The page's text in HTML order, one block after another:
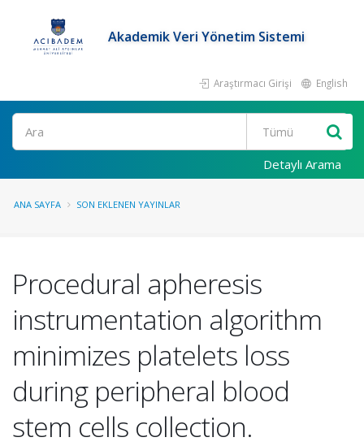
Akademik Veri Yönetim Sistemi
Araştırmacı Girişi English
Ara
Detaylı Arama
ANA SAYFA SON EKLENEN YAYINLAR
Procedural apheresis
instrumentation algorithm
minimizes platelets loss
during peripheral blood
stem cells collection.